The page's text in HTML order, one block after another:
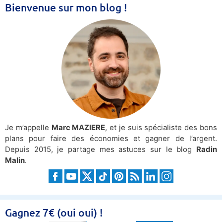
Bienvenue sur mon blog !
Je m’appelle Marc MAZIERE, et je suis spécialiste des bons
plans pour faire des économies et gagner de l’argent.
Depuis 2015, je partage mes astuces sur le blog Radin
Malin.
Gagnez 7€ (oui oui) !